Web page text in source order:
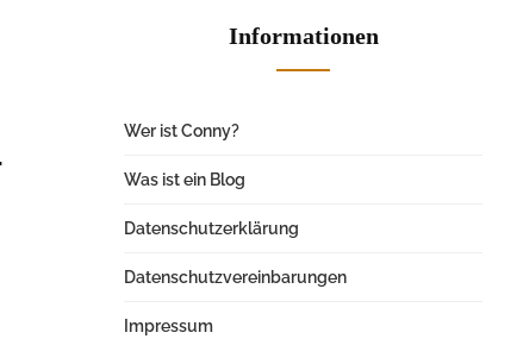
Informationen
Wer ist Conny?
Was ist ein Blog
Datenschutzerklärung
Datenschutzvereinbarungen
Impressum